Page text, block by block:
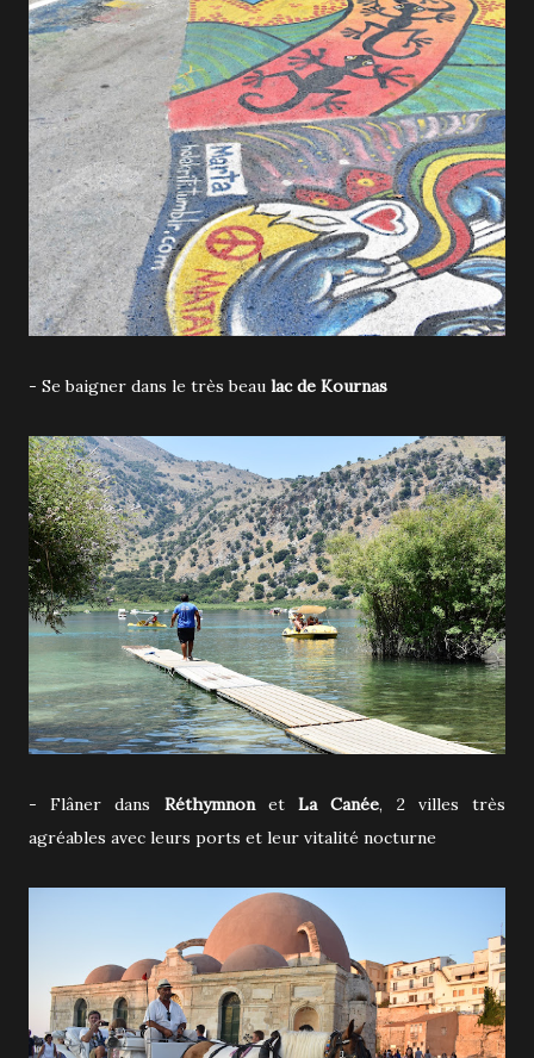
- Se baigner dans le très beau lac de Kournas
- Flâner dans RéthymnonetLa Canée, 2 villes très
agréables avec leurs ports et leur vitalité nocturne